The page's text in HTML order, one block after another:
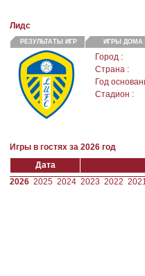
Лидс
РЕЗУЛЬТАТЫ ИГР ИГРЫ ДОМА
Город :
Страна :
Год
Стадион :
Игры в гостях за 2026 год
Дата
2026 2025 2024 2023 2022